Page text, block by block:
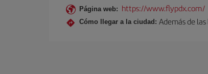
Página web: https://www.flypdx.com/
Cómo llegar a la ciudad: Además de